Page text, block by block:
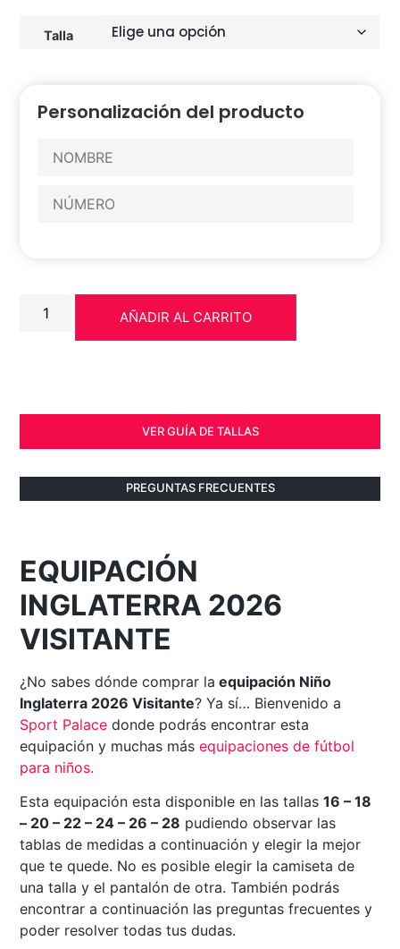
Talla
Personalización del producto
AÑADIR AL CARRITO
VER GUÍA DE TALLAS
PREGUNTAS FRECUENTES
EQUIPACIÓN
INGLATERRA 2026
VISITANTE
¿No sabes dónde comprar la equipación Niño
Inglaterra 2026 Visitante? Ya sí… Bienvenido a
Sport Palace donde podrás encontrar esta
equipación y muchas másequipaciones de fútbol
para niños.
Esta equipación esta disponible en las tallas16 – 18
– 20 – 22 – 24 – 26 – 28 pudiendo observar las
tablas de medidas a continuación y elegir la mejor
que te quede. No es posible elegir la camiseta de
una talla y el pantalón de otra. También podrás
encontrar a continuación las preguntas frecuentes y
poder resolver todas tus dudas.